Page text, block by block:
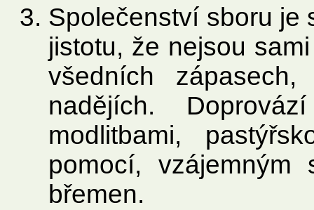
Společenství sboru je
jistotu, že nejsou
všedních
nadějích.
modlitbami,
pomocí,
břemen.